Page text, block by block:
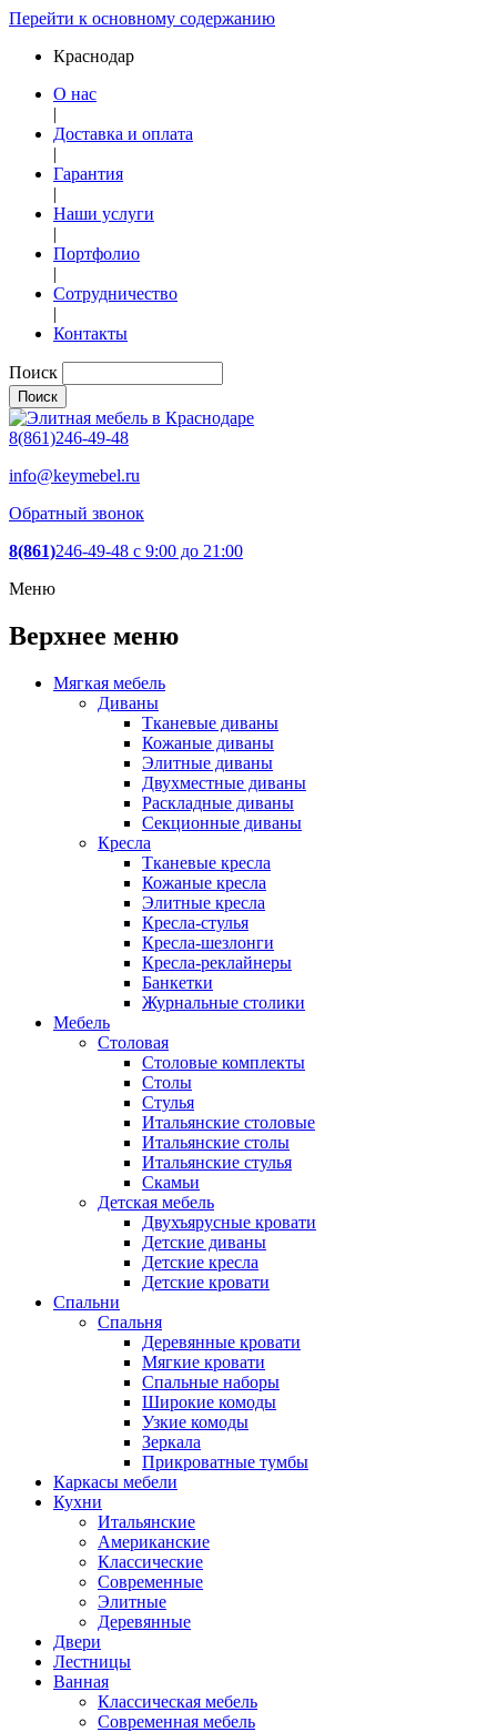
Перейти к основному содержанию
Краснодар
О нас
|
Доставка и оплата
|
Гарантия
|
Наши услуги
|
Портфолио
|
Сотрудничество
|
Контакты
Поиск
8(861)246-49-48
info@keymebel.ru
Обратный звонок
8(861)246-49-48 c 9:00 до 21:00
Меню
Верхнее меню
Мягкая мебель
Диваны
Тканевые диваны
Кожаные диваны
Элитные диваны
Двухместные диваны
Раскладные диваны
Секционные диваны
Кресла
Тканевые кресла
Кожаные кресла
Элитные кресла
Кресла-стулья
Кресла-шезлонги
Кресла-реклайнеры
Банкетки
Журнальные столики
Мебель
Столовая
Столовые комплекты
Столы
Стулья
Итальянские столовые
Итальянские столы
Итальянские стулья
Скамьи
Детская мебель
Двухъярусные кровати
Детские диваны
Детские кресла
Детские кровати
Спальни
Спальня
Деревянные кровати
Мягкие кровати
Спальные наборы
Широкие комоды
Узкие комоды
Зеркала
Прикроватные тумбы
Каркасы мебели
Кухни
Итальянские
Американские
Классические
Современные
Элитные
Деревянные
Двери
Лестницы
Ванная
Классическая мебель
Современная мебель